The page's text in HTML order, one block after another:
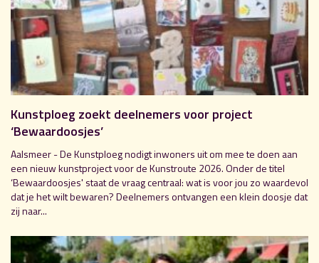
Kunstploeg zoekt deelnemers voor project
‘Bewaardoosjes’
Aalsmeer - De Kunstploeg nodigt inwoners uit om mee te doen aan
een nieuw kunstproject voor de Kunstroute 2026. Onder de titel
‘Bewaardoosjes' staat de vraag centraal: wat is voor jou zo waardevol
dat je het wilt bewaren? Deelnemers ontvangen een klein doosje dat
zij naar...